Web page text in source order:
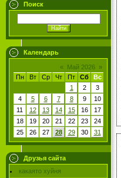
Поиск
Календарь
« Май 2026 »
Пн
Вт Ср Чт Пт Сб
Вс
1
2
3
4
5 6 7 8 9
10
11
12 13 14 15 16
17
18
19 20 21 22 23
24
25
26 27 28 29 30 31
Друзья сайта
какаято хуйня